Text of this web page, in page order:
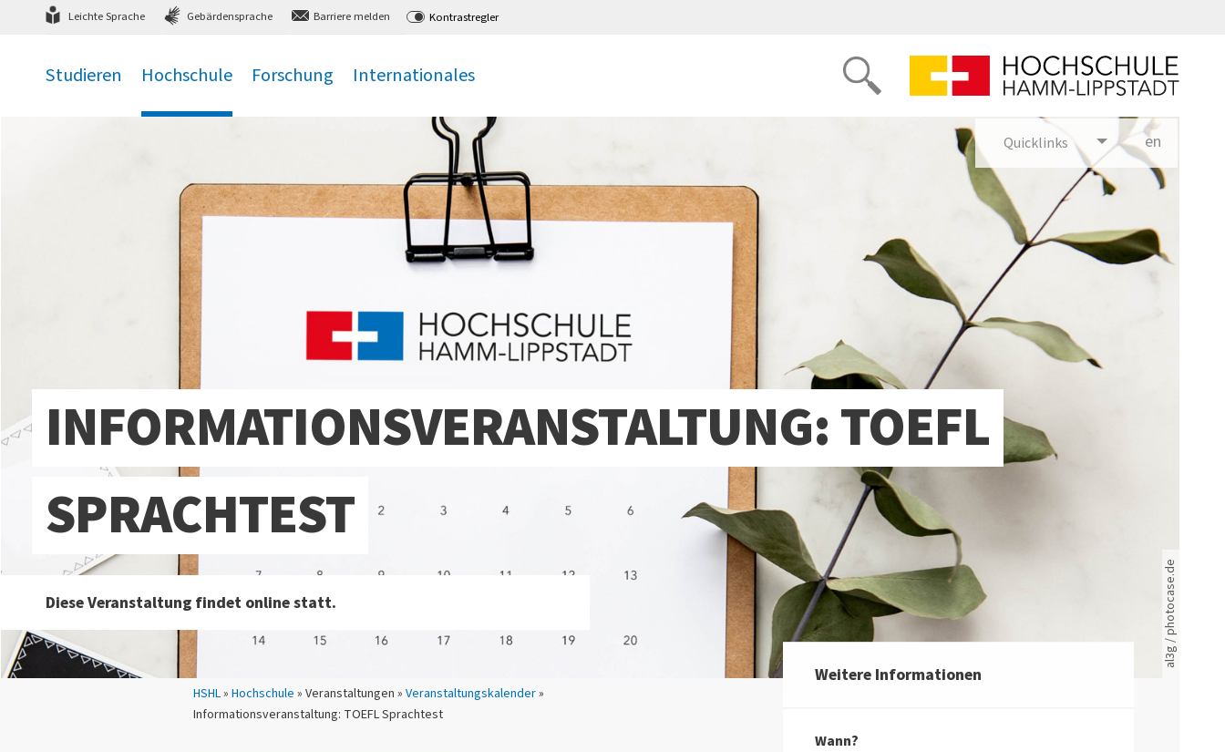
zum Hauptmenü zum Inhalt,
Leichte Sprache Gebärdensprache Barriere melden Kontrastregler
Studieren Hochschule Forschung Internationales
Quicklinks en
Sie sind hier:
HSHL» Hochschule » Veranstaltungen » Veranstaltungskalender»
Informationsveranstaltung: TOEFL Sprachtest
Rote leere Sitzreihen
al3g / photocase.de
INFORMATIONSVERANSTALTUNG: TOEFL
SPRACHTEST
Diese Veranstaltung findet online statt.
Weitere Informationen
Wann?